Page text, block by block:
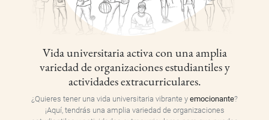
Vida universitaria activa con una amplia
variedad de organizaciones estudiantiles y
actividades extracurriculares.
¿Quieres tener una vida universitaria vibrante y emocionante?
¡Aquí, tendrás una amplia variedad de organizaciones